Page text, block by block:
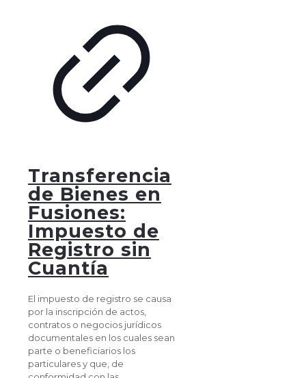
Transferencia
de Bienes en
Fusiones:
Impuesto de
Registro sin
Cuantía
El impuesto de registro se causa
por la inscripción de actos,
contratos o negocios jurídicos
documentales en los cuales sean
parte o beneficiarios los
particulares y que, de